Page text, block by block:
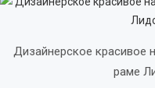
Дизайнерское красивое
раме